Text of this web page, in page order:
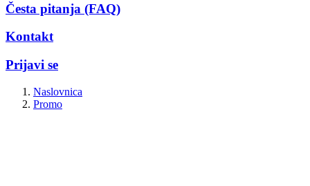
Česta pitanja (FAQ)
Kontakt
Prijavi se
Naslovnica
Promo